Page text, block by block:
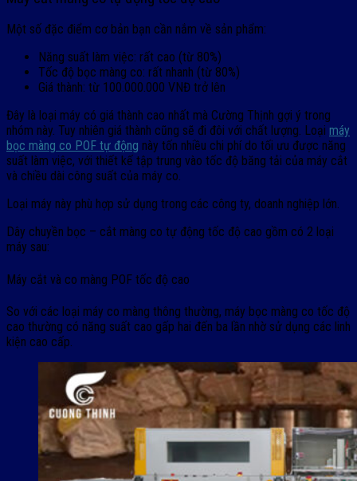
Một số đặc điểm cơ bản bạn cần nắm về sản phẩm:
Năng suất làm việc: rất cao (từ 80%)
Tốc độ bọc màng co: rất nhanh (từ 80%)
Giá thành: từ 100.000.000 VNĐ trở lên
Đây là loại máy có giá thành cao nhất mà Cường Thịnh gợi ý trong
nhóm này. Tuy nhiên giá thành cũng sẽ đi đôi với chất lượng. Loại máy
bọc màng co POF tự động này tốn nhiều chi phí do tối ưu được năng
suất làm việc, với thiết kế tập trung vào tốc độ băng tải của máy cắt
và chiều dài công suất của máy co.
Loại máy này phù hợp sử dụng trong các công ty, doanh nghiệp lớn.
Dây chuyền bọc – cắt màng co tự động tốc độ cao gồm có 2 loại
máy sau:
Máy cắt và co màng POF tốc độ cao
So với các loại máy co màng thông thường, máy bọc màng co tốc độ
cao thường có năng suất cao gấp hai đến ba lần nhờ sử dụng các linh
kiện cao cấp.